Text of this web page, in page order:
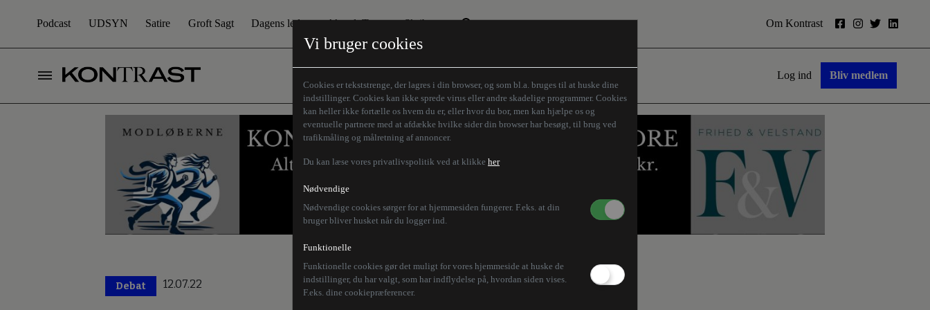
Vi bruger cookies
Cookies er tekststrenge, der lagres i din browser, og som bl.a. bruges til at huske dine
indstillinger. Cookies kan ikke sprede virus eller andre skadelige programmer. Cookies
kan heller ikke fortælle os hvem du er, eller hvor du bor, men kan hjælpe os og
eventuelle partnere med at afdække hvilke sider din browser har besøgt, til brug ved
trafikmåling og målretning af annoncer.
Du kan læse vores privatlivspolitik ved at klikke her
Nødvendige
Nødvendige cookies sørger for at hjemmesiden fungerer. F.eks. at din
bruger bliver husket når du logger ind.
Funktionelle
Funktionelle cookies gør det muligt for vores hjemmeside at huske de
indstillinger, du har valgt, som har indflydelse på, hvordan siden vises.
F.eks. dine cookiepræferencer.
Podcast UDSYN Satire Groft Sagt Dagens leder Aktuelt Tema
Den borgelige brille
Humaniora forfra
Store Danskere
Skribenter
Z-aksen
Om Kontrast
Log ind Bliv medlem
Debat 12.07.22